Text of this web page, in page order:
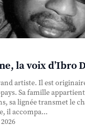
la voix d’Ibro
artiste. Il est
Sa famille
sa lignée transmet le
il accompa...